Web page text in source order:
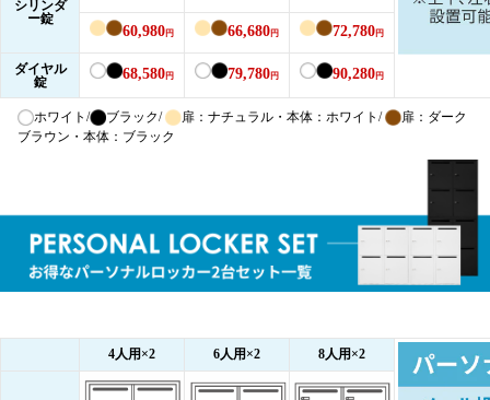
シリンダ
ー錠
60,980円 66,680円 72,780円
ダイヤル
錠
68,580円 79,780円 90,280円
ホワイト/ ブラック/ 扉：ナチュラル・本体：ホワイト/
扉：ダーク
ブラウン・本体：ブラック
4人用×2 6人用×2 8人用×2